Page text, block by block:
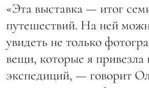
«Эта выставка — итог
путешествий. На ней
увидеть не только
вещи, которые я привезла
экспедиций, — говорит